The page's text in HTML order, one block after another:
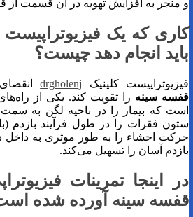
و منجر به افزایش تهویه در آن قسمت از
کاری که یک
باید انجام دهد چیست؟
فیزیوتراپیست کلینیک drgholenj
قفسه سینه را تقویت کند. یکی از
است که بیمار را در ناحیه لگن به سمت
ستون فقرات را در طول فرآیند بازدم
حرکت احشاء را به طور موثری به داخل
بازدم آسان را تسهیل می‌کند.
در اینجا تمرینات
قفسه سینه آورده شده